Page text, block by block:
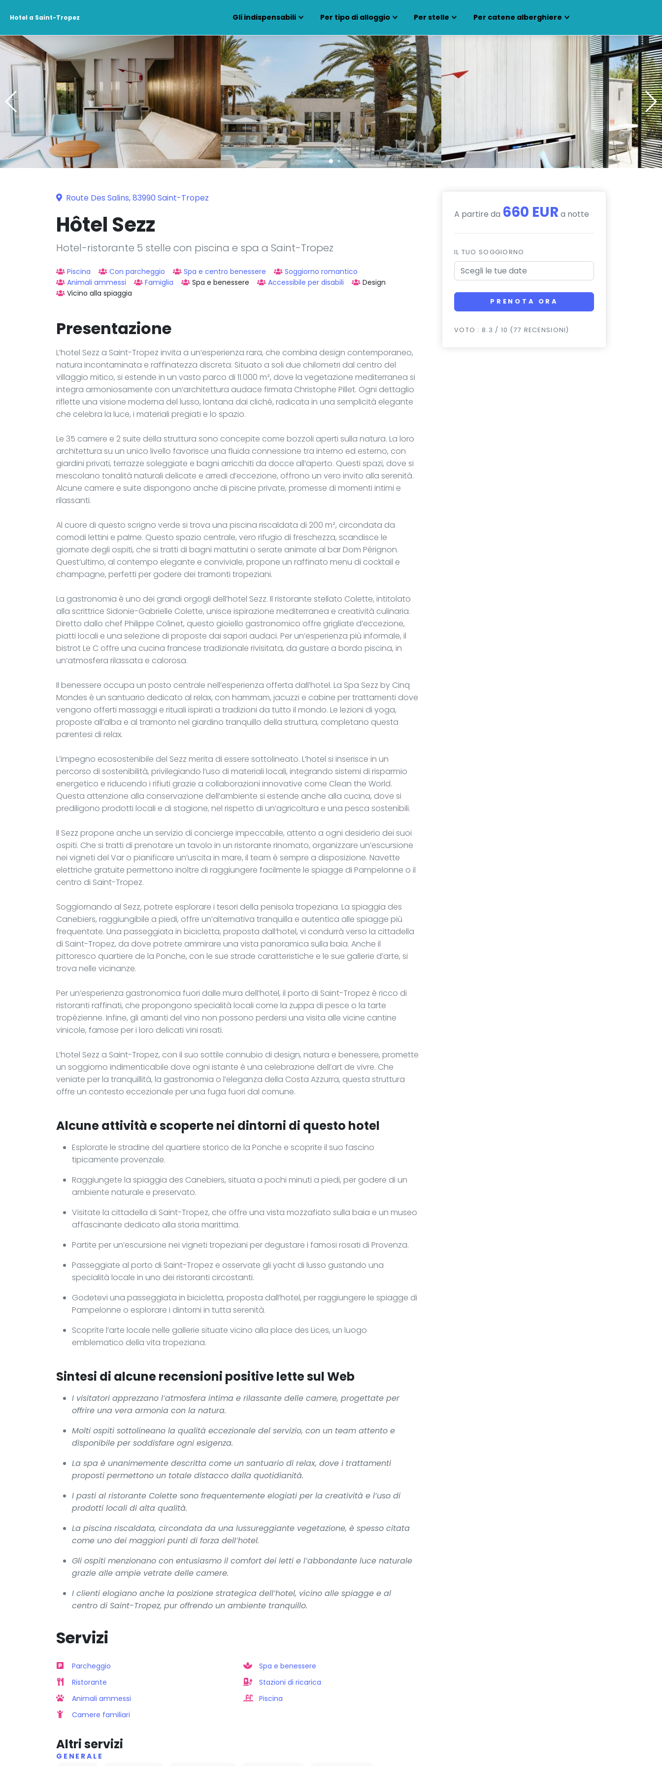
Hotel a Saint-Tropez Gli indispensabili Per tipo di alloggio Per stelle Per catene alberghiere
Route Des Salins, 83990 Saint-Tropez
Hôtel Sezz
Hotel-ristorante 5 stelle con piscina e spa a Saint-Tropez
Piscina Con parcheggio Spa e centro benessere
Soggiorno romantico
Animali ammessi
Famiglia Spa e benessere Accessibile per disabili
Design
Vicino alla spiaggia
Presentazione
L’hotel Sezz a Saint-Tropez invita a un’esperienza rara, che combina design contemporaneo,
natura incontaminata e raffinatezza discreta. Situato a soli due chilometri dal centro del
villaggio mitico, si estende in un vasto parco di 11.000 m², dove la vegetazione mediterranea si
integra armoniosamente con un’architettura audace firmata Christophe Pillet. Ogni dettaglio
riflette una visione moderna del lusso, lontana dai cliché, radicata in una semplicità elegante
che celebra la luce, i materiali pregiati e lo spazio.
Le 35 camere e 2 suite della struttura sono concepite come bozzoli aperti sulla natura. La loro
architettura su un unico livello favorisce una fluida connessione tra interno ed esterno, con
giardini privati, terrazze soleggiate e bagni arricchiti da docce all’aperto. Questi spazi, dove si
mescolano tonalità naturali delicate e arredi d’eccezione, offrono un vero invito alla serenità.
Alcune camere e suite dispongono anche di piscine private, promesse di momenti intimi e
rilassanti.
Al cuore di questo scrigno verde si trova una piscina riscaldata di 200 m², circondata da
comodi lettini e palme. Questo spazio centrale, vero rifugio di freschezza, scandisce le
giornate degli ospiti, che si tratti di bagni mattutini o serate animate al bar Dom Pérignon.
Quest’ultimo, al contempo elegante e conviviale, propone un raffinato menu di cocktail e
champagne, perfetti per godere dei tramonti tropeziani.
La gastronomia è uno dei grandi orgogli dell’hotel Sezz. Il ristorante stellato Colette, intitolato
alla scrittrice Sidonie-Gabrielle Colette, unisce ispirazione mediterranea e creatività culinaria.
Diretto dallo chef Philippe Colinet, questo gioiello gastronomico offre grigliate d’eccezione,
piatti locali e una selezione di proposte dai sapori audaci. Per un’esperienza più informale, il
bistrot Le C offre una cucina francese tradizionale rivisitata, da gustare a bordo piscina, in
un’atmosfera rilassata e calorosa.
Il benessere occupa un posto centrale nell’esperienza offerta dall’hotel. La Spa Sezz by Cinq
Mondes è un santuario dedicato al relax, con hammam, jacuzzi e cabine per trattamenti dove
vengono offerti massaggi e rituali ispirati a tradizioni da tutto il mondo. Le lezioni di yoga,
proposte all’alba e al tramonto nel giardino tranquillo della struttura, completano questa
parentesi di relax.
L’impegno ecosostenibile del Sezz merita di essere sottolineato. L’hotel si inserisce in un
percorso di sostenibilità, privilegiando l’uso di materiali locali, integrando sistemi di risparmio
energetico e riducendo i rifiuti grazie a collaborazioni innovative come Clean the World.
Questa attenzione alla conservazione dell’ambiente si estende anche alla cucina, dove si
prediligono prodotti locali e di stagione, nel rispetto di un’agricoltura e una pesca sostenibili.
Il Sezz propone anche un servizio di concierge impeccabile, attento a ogni desiderio dei suoi
ospiti. Che si tratti di prenotare un tavolo in un ristorante rinomato, organizzare un’escursione
nei vigneti del Var o pianificare un’uscita in mare, il team è sempre a disposizione. Navette
elettriche gratuite permettono inoltre di raggiungere facilmente le spiagge di Pampelonne o il
centro di Saint-Tropez.
Soggiornando al Sezz, potrete esplorare i tesori della penisola tropeziana. La spiaggia des
Canebiers, raggiungibile a piedi, offre un’alternativa tranquilla e autentica alle spiagge più
frequentate. Una passeggiata in bicicletta, proposta dall’hotel, vi condurrà verso la cittadella
di Saint-Tropez, da dove potrete ammirare una vista panoramica sulla baia. Anche il
pittoresco quartiere de la Ponche, con le sue strade caratteristiche e le sue gallerie d’arte, si
trova nelle vicinanze.
Per un’esperienza gastronomica fuori dalle mura dell’hotel, il porto di Saint-Tropez è ricco di
ristoranti raffinati, che propongono specialità locali come la zuppa di pesce o la tarte
tropézienne. Infine, gli amanti del vino non possono perdersi una visita alle vicine cantine
vinicole, famose per i loro delicati vini rosati.
L’hotel Sezz a Saint-Tropez, con il suo sottile connubio di design, natura e benessere, promette
un soggiorno indimenticabile dove ogni istante è una celebrazione dell’art de vivre. Che
veniate per la tranquillità, la gastronomia o l’eleganza della Costa Azzurra, questa struttura
offre un contesto eccezionale per una fuga fuori dal comune.
Alcune attività e scoperte nei dintorni di questo hotel
Esplorate le stradine del quartiere storico de la Ponche e scoprite il suo fascino
tipicamente provenzale.
Raggiungete la spiaggia des Canebiers, situata a pochi minuti a piedi, per godere di un
ambiente naturale e preservato.
Visitate la cittadella di Saint-Tropez, che offre una vista mozzafiato sulla baia e un museo
affascinante dedicato alla storia marittima.
Partite per un’escursione nei vigneti tropeziani per degustare i famosi rosati di Provenza.
Passeggiate al porto di Saint-Tropez e osservate gli yacht di lusso gustando una
specialità locale in uno dei ristoranti circostanti.
Godetevi una passeggiata in bicicletta, proposta dall’hotel, per raggiungere le spiagge di
Pampelonne o esplorare i dintorni in tutta serenità.
Scoprite l’arte locale nelle gallerie situate vicino alla place des Lices, un luogo
emblematico della vita tropeziana.
Sintesi di alcune recensioni positive lette sul Web
I visitatori apprezzano l’atmosfera intima e rilassante delle camere, progettate per
offrire una vera armonia con la natura.
Molti ospiti sottolineano la qualità eccezionale del servizio, con un team attento e
disponibile per soddisfare ogni esigenza.
La spa è unanimemente descritta come un santuario di relax, dove i trattamenti
proposti permettono un totale distacco dalla quotidianità.
I pasti al ristorante Colette sono frequentemente elogiati per la creatività e l’uso di
prodotti locali di alta qualità.
La piscina riscaldata, circondata da una lussureggiante vegetazione, è spesso citata
come uno dei maggiori punti di forza dell’hotel.
Gli ospiti menzionano con entusiasmo il comfort dei letti e l’abbondante luce naturale
grazie alle ampie vetrate delle camere.
I clienti elogiano anche la posizione strategica dell’hotel, vicino alle spiagge e al
centro di Saint-Tropez, pur offrendo un ambiente tranquillo.
Servizi
Parcheggio
Ristorante
Animali ammessi
Camere familiari
Spa e benessere
Stazioni di ricarica
Piscina
Altri servizi
GENERALE
A partire da 660 EUR a notte
IL TUO SOGGIORNO
PRENOTA ORA
VOTO : 8.3 / 10 (77 RECENSIONI)